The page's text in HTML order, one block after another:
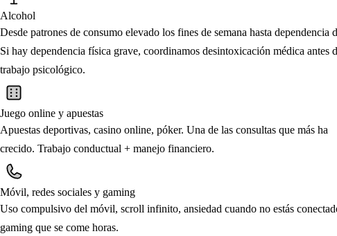
Alcohol
Desde patrones de consumo elevado los fines de semana hasta dependencia
Si hay dependencia física grave, coordinamos desintoxicación médica antes
trabajo psicológico.
Juego online y apuestas
Apuestas deportivas, casino online, póker. Una de las consultas que más ha
crecido. Trabajo conductual + manejo financiero.
Móvil, redes sociales y gaming
Uso compulsivo del móvil, scroll infinito, ansiedad cuando no estás
gaming que se come horas.